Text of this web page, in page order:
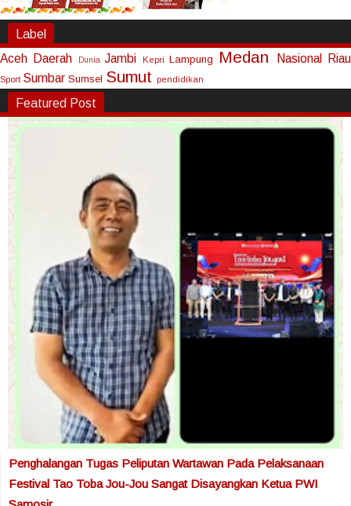
Label
Aceh Daerah Dunia Jambi Kepri Lampung Medan Nasional Riau
Sport Sumbar Sumsel Sumut pendidikan
Featured Post
Penghalangan Tugas Peliputan Wartawan Pada Pelaksanaan
Festival Tao Toba Jou-Jou Sangat Disayangkan Ketua PWI